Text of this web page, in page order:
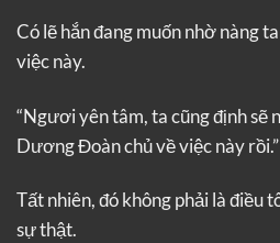
Có lẽ hắn đang muốn nhờ nàng
việc này.
“Ngươi yên tâm, ta cũng định sẽ
Dương Đoàn chủ về việc này rồi.”
Tất nhiên, đó không phải là điều
sự thật.